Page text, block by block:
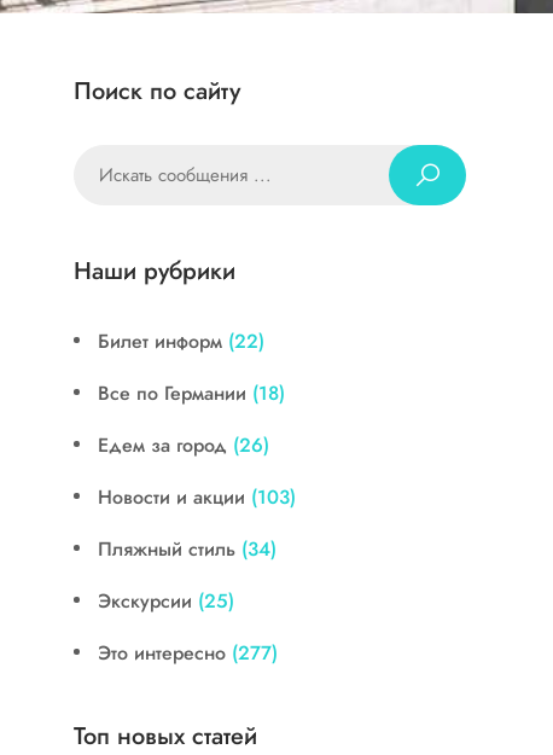
Поиск по сайту
Наши рубрики
Билет информ (22)
Все по Германии (18)
Едем за город (26)
Новости и акции (103)
Пляжный стиль (34)
Экскурсии (25)
Это интересно (277)
Топ новых статей